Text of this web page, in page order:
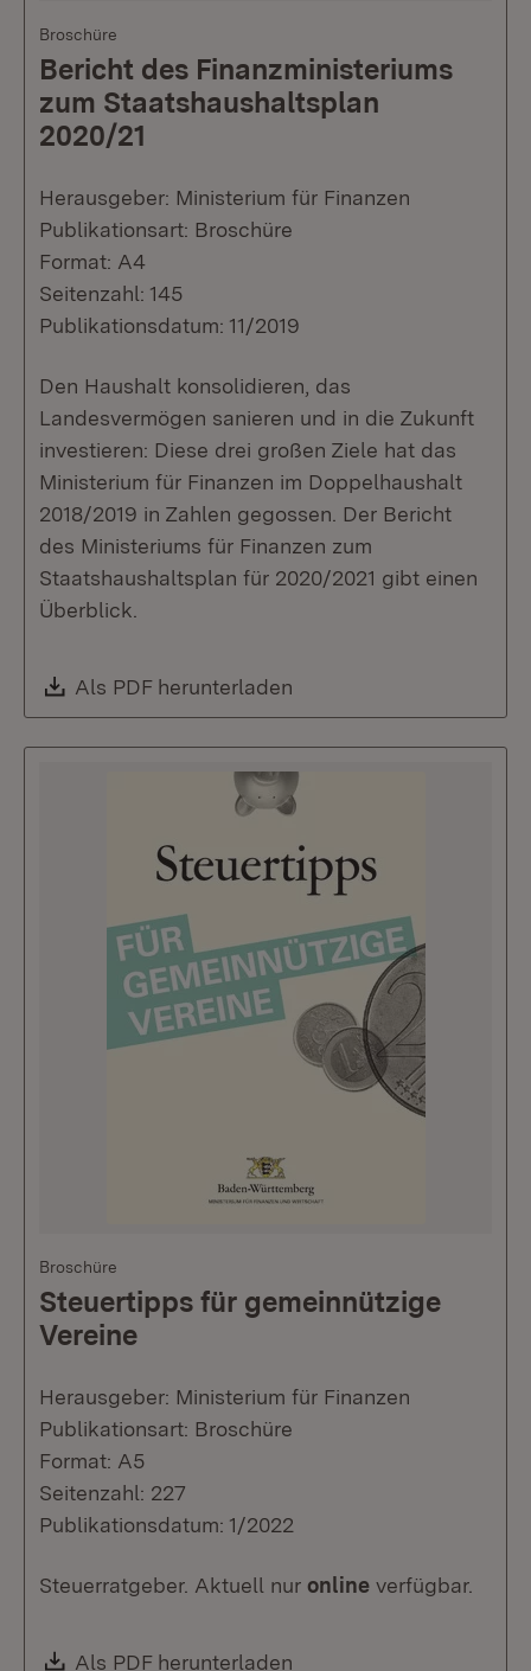
Broschüre
Bericht des Finanzministeriums
zum Staatshaushaltsplan
2020/21
Herausgeber: Ministerium für Finanzen
Publikationsart: Broschüre
Format: A4
Seitenzahl: 145
Publikationsdatum: 11/2019
Den Haushalt konsolidieren, das
Landesvermögen sanieren und in die Zukunft
investieren: Diese drei großen Ziele hat das
Ministerium für Finanzen im Doppelhaushalt
2018/2019 in Zahlen gegossen. Der Bericht
des Ministeriums für Finanzen zum
Staatshaushaltsplan für 2020/2021 gibt einen
Überblick.
Download:
Als PDF herunterladen
Broschüre
Steuertipps für gemeinnützige
Vereine
Herausgeber: Ministerium für Finanzen
Publikationsart: Broschüre
Format: A5
Seitenzahl: 227
Publikationsdatum: 1/2022
Steuerratgeber. Aktuell nur online verfügbar.
Download:
Als PDF herunterladen